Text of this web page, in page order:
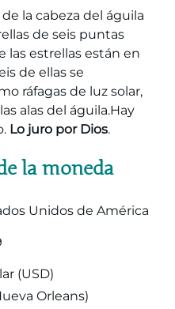
la cabeza del águila
de seis puntas
las estrellas están en
de ellas se
ráfagas de luz solar,
alas del águila.Hay
Lo juro por Dios.
la moneda
Unidos de América
(USD)
Orleans)